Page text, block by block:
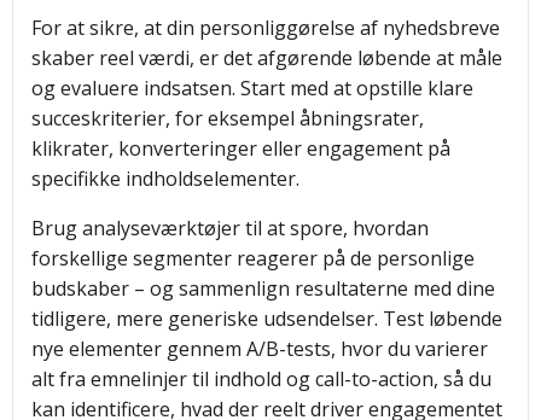
For at sikre, at din personliggørelse af nyhedsbreve
skaber reel værdi, er det afgørende løbende at måle
og evaluere indsatsen. Start med at opstille klare
succeskriterier, for eksempel åbningsrater,
klikrater, konverteringer eller engagement på
specifikke indholdselementer.
Brug analyseværktøjer til at spore, hvordan
forskellige segmenter reagerer på de personlige
budskaber – og sammenlign resultaterne med dine
tidligere, mere generiske udsendelser. Test løbende
nye elementer gennem A/B-tests, hvor du varierer
alt fra emnelinjer til indhold og call-to-action, så du
kan identificere, hvad der reelt driver engagementet